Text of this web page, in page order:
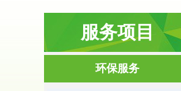
服务项目
环保服务
服务范围
环境影响评价